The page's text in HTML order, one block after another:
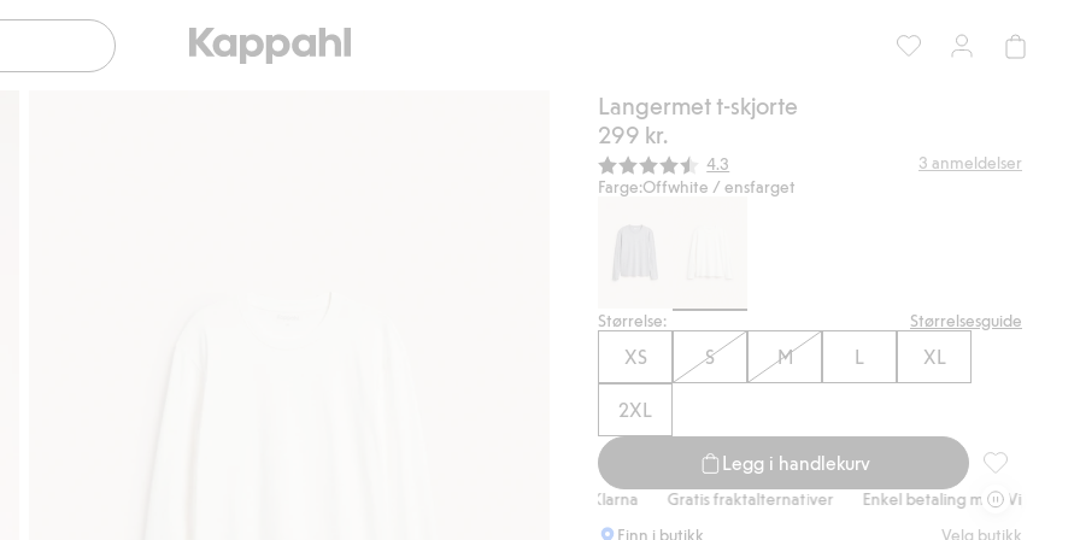
Langermet t-skjorte
299 kr.
Gjennomsnittskarakter:
4.3 3 anmeldelser
Farge:Offwhite / ensfarget
Størrelse: Størrelsesguide
XS S M L XL
2XL
Legg i handlekurv
Gratis fraktalternativer
Enkel betaling med Vipps & Klarna
Finn i butikk
Velg butikk